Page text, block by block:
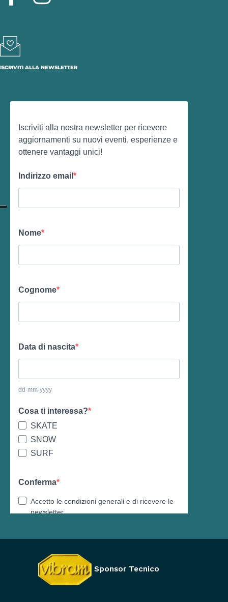
ISCRIVITI ALLA NEWSLETTER
Sponsor Tecnico